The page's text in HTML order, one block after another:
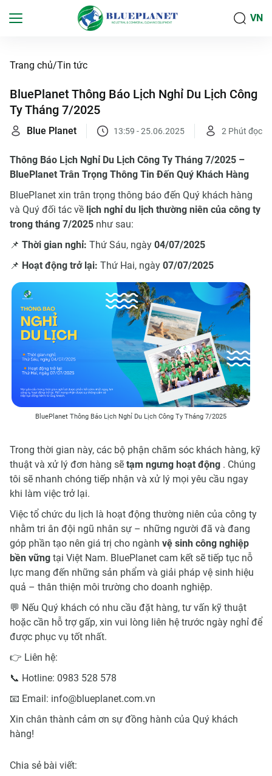
VN
Trang chủ Tin tức
BluePlanet Thông Báo Lịch Nghỉ Du Lịch Công
Ty Tháng 7/2025
Blue Planet 13:59 - 25.06.2025 2 Phút đọc
Thông Báo Lịch Nghỉ Du Lịch Công Ty Tháng 7/2025 –
BluePlanet Trân Trọng Thông Tin Đến Quý Khách Hàng
BluePlanet xin trân trọng thông báo đến Quý khách hàng
và Quý đối tác về lịch nghỉ du lịch thường niên của công ty
trong tháng 7/2025 như sau:
📌 Thời gian nghỉ: Thứ Sáu, ngày 04/07/2025
📌 Hoạt động trở lại: Thứ Hai, ngày 07/07/2025
BluePlanet Thông Báo Lịch Nghỉ Du Lịch Công Ty Tháng 7/2025
Trong thời gian này, các bộ phận chăm sóc khách hàng, kỹ
thuật và xử lý đơn hàng sẽ tạm ngưng hoạt động . Chúng
tôi sẽ nhanh chóng tiếp nhận và xử lý mọi yêu cầu ngay
khi làm việc trở lại.
Việc tổ chức du lịch là hoạt động thường niên của công ty
nhằm tri ân đội ngũ nhân sự – những người đã và đang
góp phần tạo nên giá trị cho ngành vệ sinh công nghiệp
bền vững tại Việt Nam. BluePlanet cam kết sẽ tiếp tục nỗ
lực mang đến những sản phẩm và giải pháp vệ sinh hiệu
quả – thân thiện môi trường cho doanh nghiệp.
💬 Nếu Quý khách có nhu cầu đặt hàng, tư vấn kỹ thuật
hoặc cần hỗ trợ gấp, xin vui lòng liên hệ trước ngày nghỉ để
được phục vụ tốt nhất.
👉 Liên hệ:
📞 Hotline: 0983 528 578
📧 Email: info@blueplanet.com.vn
Xin chân thành cảm ơn sự đồng hành của Quý khách
hàng!
Chia sẻ bài viết: